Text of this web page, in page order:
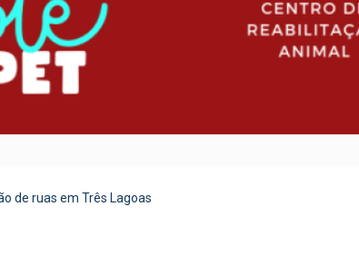
de ruas em Três Lagoas